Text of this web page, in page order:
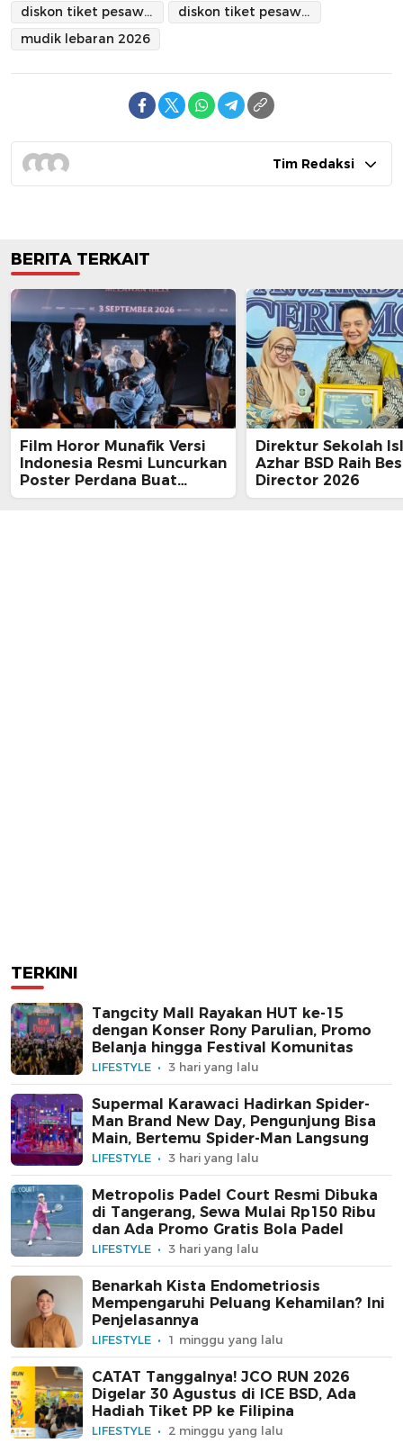
diskon tiket pesawat
diskon tiket pesawat lebaran 2026
mudik lebaran 2026
Tim Redaksi
BERITA TERKAIT
Film Horor Munafik Versi
Indonesia Resmi Luncurkan
Poster Perdana Buat
Kesan Spiritual Religi
Direktur Sekolah
Azhar BSD Raih
Director 2026
TERKINI
Tangcity Mall Rayakan HUT ke-15
dengan Konser Rony Parulian, Promo
Belanja hingga Festival Komunitas
LIFESTYLE 3 hari yang lalu
Supermal Karawaci Hadirkan Spider-
Man Brand New Day, Pengunjung Bisa
Main, Bertemu Spider-Man Langsung
LIFESTYLE 3 hari yang lalu
Metropolis Padel Court Resmi Dibuka
di Tangerang, Sewa Mulai Rp150 Ribu
dan Ada Promo Gratis Bola Padel
LIFESTYLE 3 hari yang lalu
Benarkah Kista Endometriosis
Mempengaruhi Peluang Kehamilan? Ini
Penjelasannya
LIFESTYLE 1 minggu yang lalu
CATAT Tanggalnya! JCO RUN 2026
Digelar 30 Agustus di ICE BSD, Ada
Hadiah Tiket PP ke Filipina
LIFESTYLE 2 minggu yang lalu